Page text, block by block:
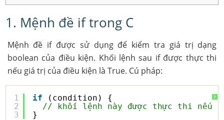
1. Mệnh đề if trong C
Mệnh đề if được sử dụng để kiểm tra giá trị dạng
boolean của điều kiện. Khối lệnh sau if được thực thi
nếu giá trị của điều kiện là True. Cú pháp:
?
1
2
3
if
(condition) {
// khối lệnh này được thực thi nếu
}